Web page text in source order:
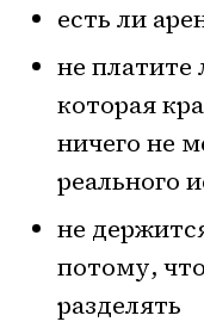
есть ли
не платите
которая
ничего не
реального
не
потому,
разделять